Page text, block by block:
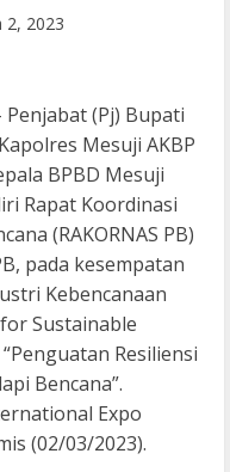
2, 2023
Penjabat (Pj) Bupati
Mesuji AKBP
BPBD Mesuji
Rapat Koordinasi
(RAKORNAS PB)
pada kesempatan
Kebencanaan
Sustainable
Resiliensi
Bencana”.
Expo
(02/03/2023).